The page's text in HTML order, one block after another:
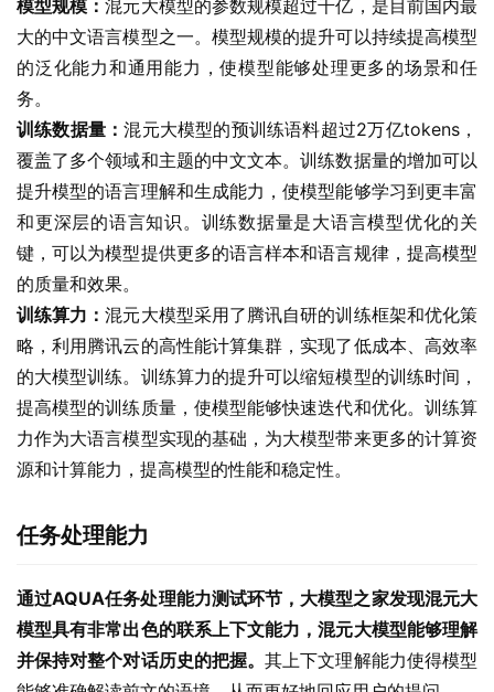
模型规模：混元大模型的参数规模超过千亿，是目前国内最
大的中文语言模型之一。模型规模的提升可以持续提高模型
的泛化能力和通用能力，使模型能够处理更多的场景和任
务。
训练数据量：混元大模型的预训练语料超过2万亿tokens，
覆盖了多个领域和主题的中文文本。训练数据量的增加可以
提升模型的语言理解和生成能力，使模型能够学习到更丰富
和更深层的语言知识。训练数据量是大语言模型优化的关
键，可以为模型提供更多的语言样本和语言规律，提高模型
的质量和效果。
训练算力：混元大模型采用了腾讯自研的训练框架和优化策
略，利用腾讯云的高性能计算集群，实现了低成本、高效率
的大模型训练。训练算力的提升可以缩短模型的训练时间，
提高模型的训练质量，使模型能够快速迭代和优化。训练算
力作为大语言模型实现的基础，为大模型带来更多的计算资
源和计算能力，提高模型的性能和稳定性。
任务处理能力
通过AQUA任务处理能力测试环节，大模型之家发现混元大
模型具有非常出色的联系上下文能力，混元大模型能够理解
并保持对整个对话历史的把握。其上下文理解能力使得模型